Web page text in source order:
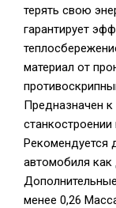
терять свою
гарантирует
материал от
Предназначен
Рекомендуется
автомобиля как
менее 0,26